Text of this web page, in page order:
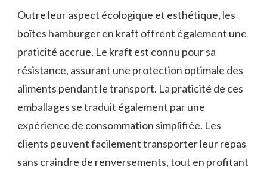
Outre leur aspect écologique et esthétique, les
boîtes hamburger en kraft offrent également une
praticité accrue. Le kraft est connu pour sa
résistance, assurant une protection optimale des
aliments pendant le transport. La praticité de ces
emballages se traduit également par une
expérience de consommation simplifiée. Les
clients peuvent facilement transporter leur repas
sans craindre de renversements, tout en profitant